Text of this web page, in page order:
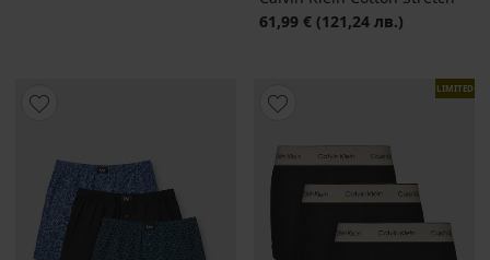
61,99 € (121,24 лв.)
LIMITED